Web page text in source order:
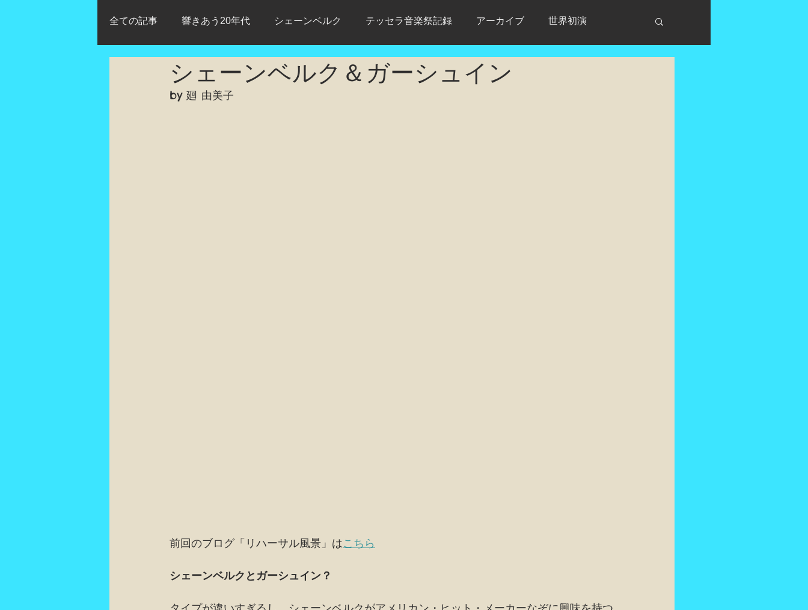
全ての記事 響きあう20年代 シェーンベルク テッセラ音楽祭記録 アーカイブ 世界初演
改定初演 動画あり 初演の記録 Schoenberg モダン・タイムス
シェーンベルク＆ガーシュイン
by 廻 由美子
前回のブログ「リハーサル風景」はこちら
シェーンベルクとガーシュイン？